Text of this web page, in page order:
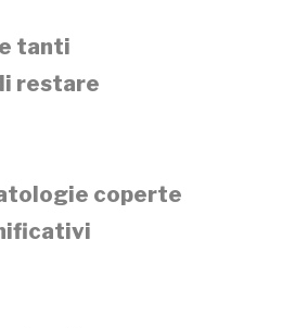
tanti
restare
coperte